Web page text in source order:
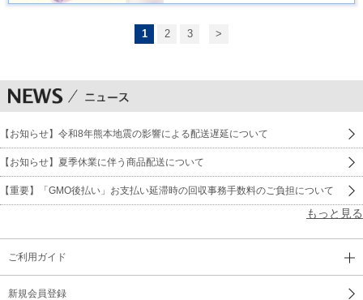
1 2 3 >
【お知らせ】令和8年熊本地震の影響による配送遅延について
【お知らせ】夏季休業に伴う商品配送について
【重要】「GMO後払い」お支払い延滞時の回収事務手数料のご負担について
もっと見る
ご利用ガイド
新規会員登録